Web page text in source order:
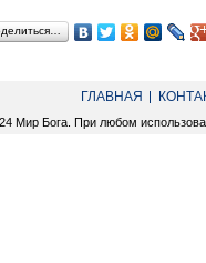
ГЛАВНАЯ
Мир Бога. При любом